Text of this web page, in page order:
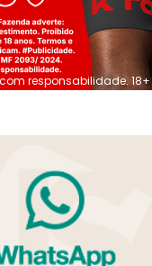
responsabilidade. 18+